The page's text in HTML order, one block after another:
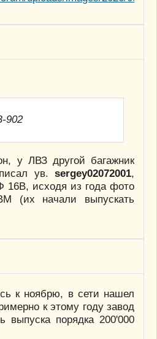
902
у ЛВЗ другой багажник
ув.sergey02072001,
16В, исходя из года фото
(их начали выпускать
к ноябрю, в сети нашел
к этому году завод
порядка 200'000